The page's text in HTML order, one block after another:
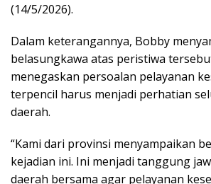
(14/5/2026).
Dalam keterangannya, Bobby
belasungkawa atas peristiwa
menegaskan persoalan pelayanan
terpencil harus menjadi perhatian
daerah.
“Kami dari provinsi menyampaikan
kejadian ini. Ini menjadi tanggung
daerah bersama agar pelayanan